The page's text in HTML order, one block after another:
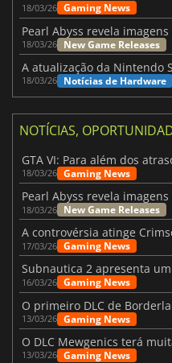
18/03/26 Gaming News
18/03/26 New Game Releases
18/03/26 Notícias de Hardware
NOTÍCIAS,
18/03/26 Gaming News
18/03/26 New Game Releases
17/03/26 Gaming News
16/03/26 Gaming News
13/03/26 Gaming News
O DLC Mewgenics terá
13/03/26 Gaming News